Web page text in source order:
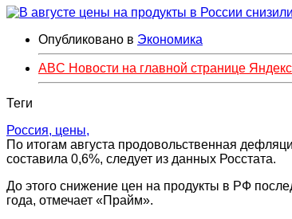
Опубликовано в Экономика
ABC Новости на главной странице
Теги
Россия, цены,
По итогам августа продовольственная
составила 0,6%, следует из данных Росстата.
До этого снижение цен на продукты в РФ
года, отмечает «Прайм».